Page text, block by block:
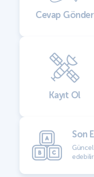
Cevap Gönder
Kayıt Ol
Son